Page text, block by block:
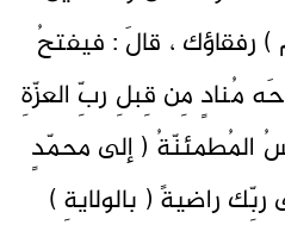
) رفقاؤك ، قالَ : فيفتحُ
مُنادٍ مِن قِبلِ ربِّ العزّةِ
المُطمئنّةُ ( إلى محمّدٍ
راضيةً ( بالولايةِ )